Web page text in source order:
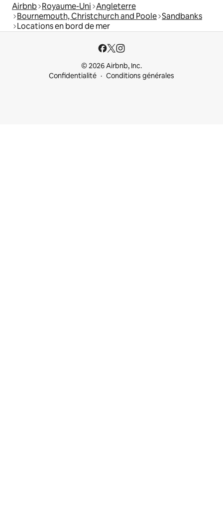
Airbnb Royaume-Uni Angleterre
Bournemouth, Christchurch and Poole Sandbanks
Locations en bord de mer
© 2026 Airbnb, Inc.
Confidentialité
Conditions générales